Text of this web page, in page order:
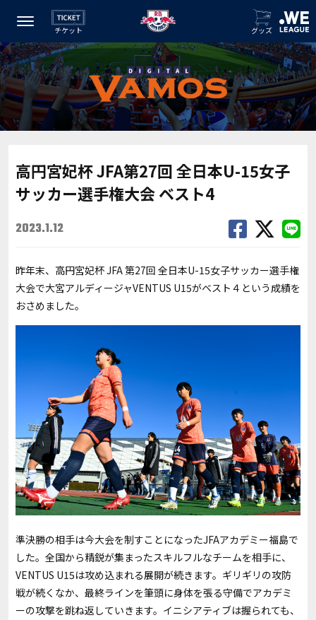
チケット グッズ
高円宮妃杯 JFA第27回 全日本U-15女子
サッカー選手権大会 ベスト4
2023.1.12
昨年末、高円宮妃杯JFA第27回 全日本U-15女子サッカー選手権
大会で大宮アルディージャVENTUS U15がベスト４という成績を
おさめました。
準決勝の相手は今大会を制すことになったJFAアカデミー福島で
した。全国から精鋭が集まったスキルフルなチームを相手に、
VENTUS U15は攻め込まれる展開が続きます。ギリギリの攻防
戦が続くなか、最終ラインを筆頭に身体を張る守備でアカデミ
ーの攻撃を跳ね返していきます。イニシアティブは握られても、